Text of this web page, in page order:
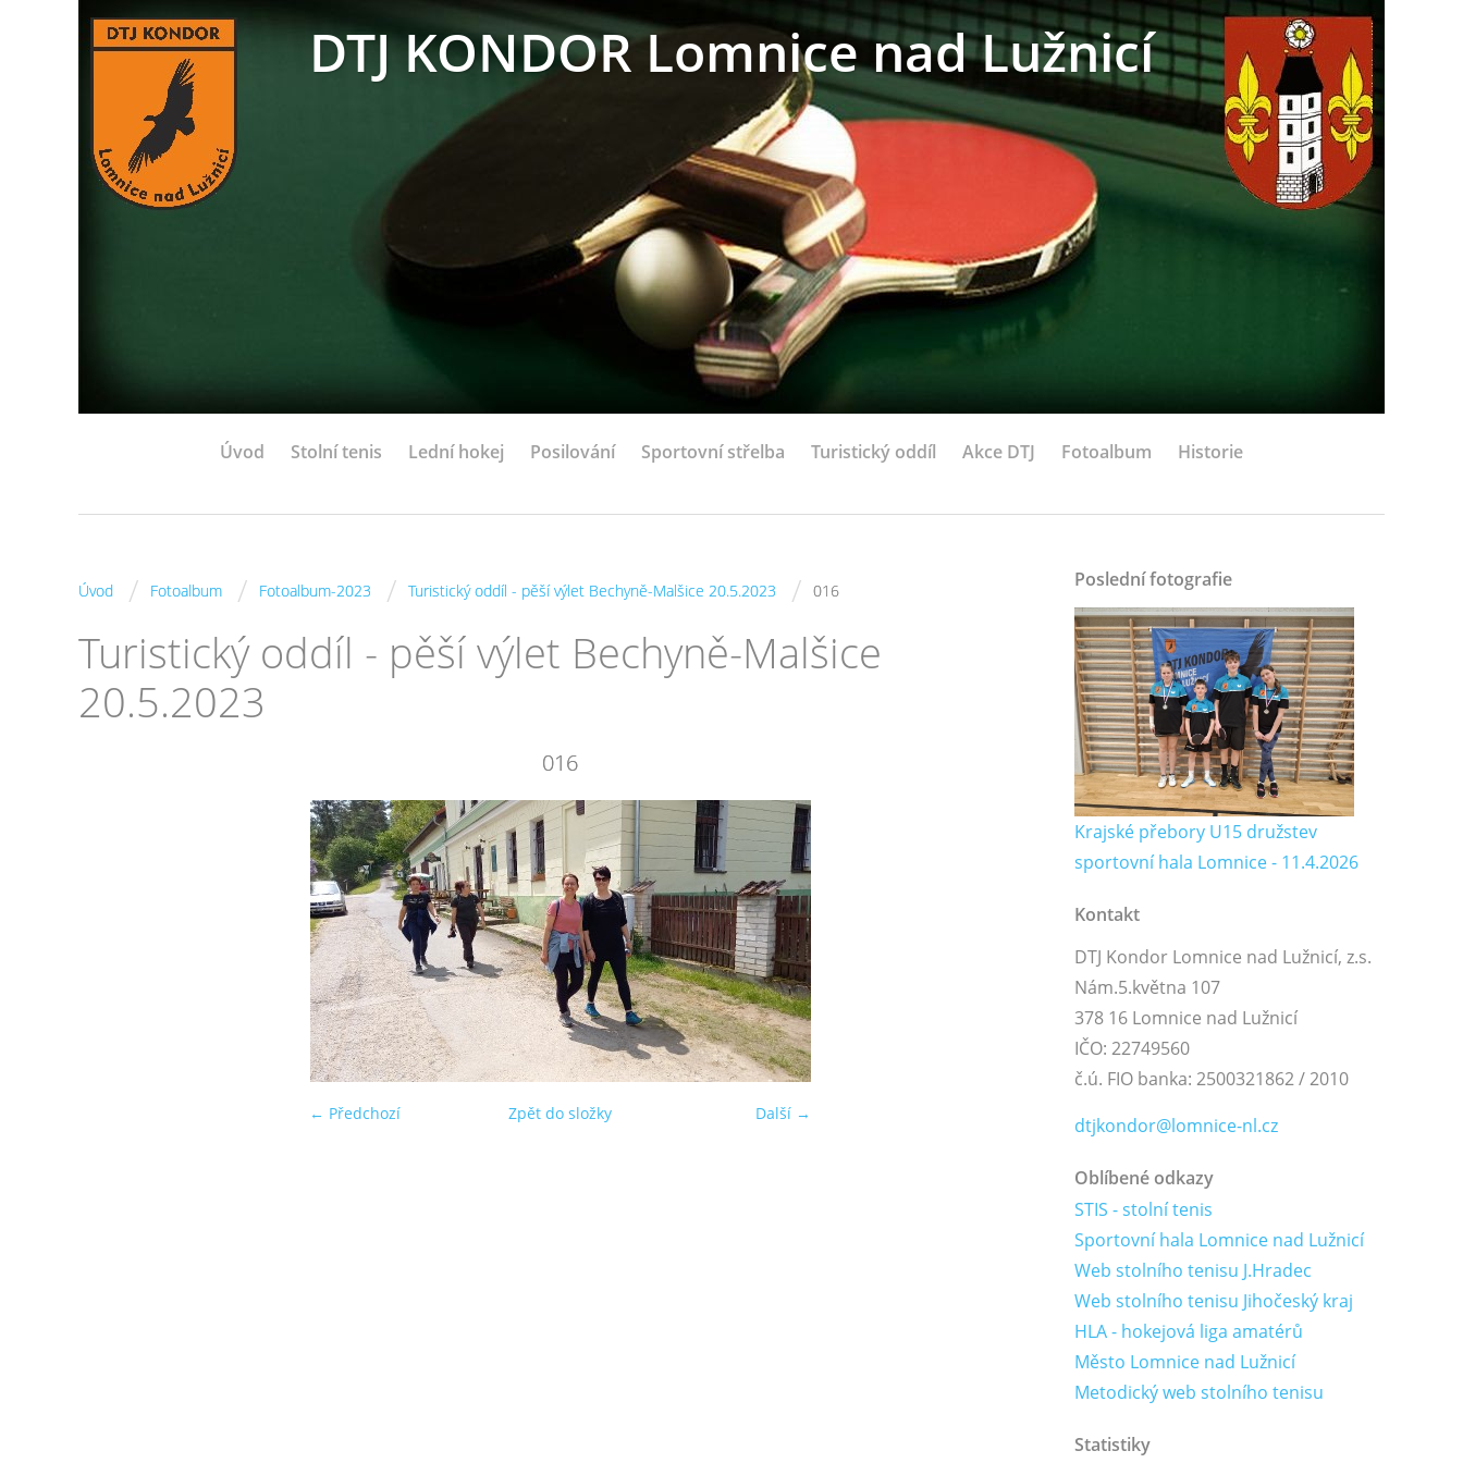
DTJ KONDOR Lomnice nad Lužnicí
Úvod Stolní tenis Lední hokej Posilování Sportovní střelba Turistický oddíl Akce DTJ Fotoalbum Historie
Úvod / Fotoalbum / Fotoalbum-2023 / Turistický oddíl - pěší výlet Bechyně-Malšice 20.5.2023 / 016
Turistický oddíl - pěší výlet Bechyně-Malšice
20.5.2023
016
← Předchozí Další →
Zpět do složky
Poslední fotografie
Krajské přebory U15 družstev
sportovní hala Lomnice - 11.4.2026
Kontakt
DTJ Kondor Lomnice nad Lužnicí, z.s.
Nám.5.května 107
378 16 Lomnice nad Lužnicí
IČO: 22749560
č.ú. FIO banka: 2500321862 / 2010
dtjkondor@lomnice-nl.cz
Oblíbené odkazy
STIS - stolní tenis
Sportovní hala Lomnice nad Lužnicí
Web stolního tenisu J.Hradec
Web stolního tenisu Jihočeský kraj
HLA - hokejová liga amatérů
Město Lomnice nad Lužnicí
Metodický web stolního tenisu
Statistiky